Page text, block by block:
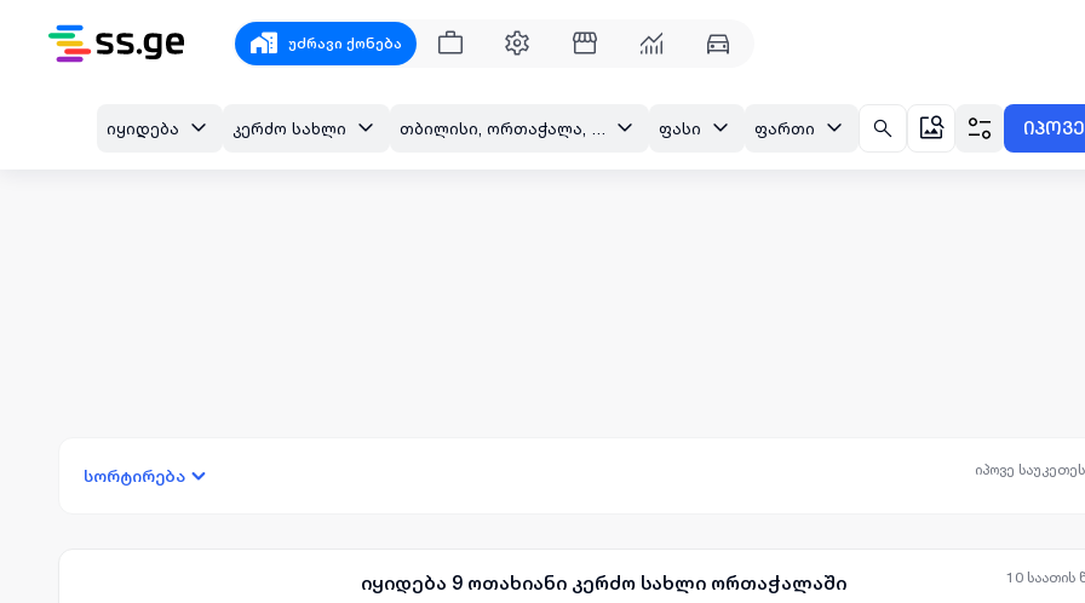
უძრავი ქონება
იყიდება კერძო სახლი ფასი ფართი იპოვე
სორტირება იპოვე
10 საათის
იყიდება 9 ოთახიანი კერძო სახლი ორთაჭალაში